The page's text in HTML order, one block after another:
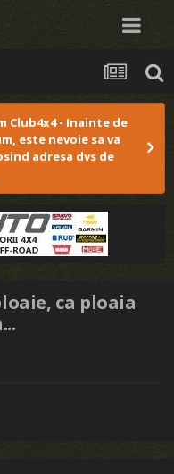
Club4x4 - Inainte de
este nevoie sa va
adresa dvs de
ca ploaia